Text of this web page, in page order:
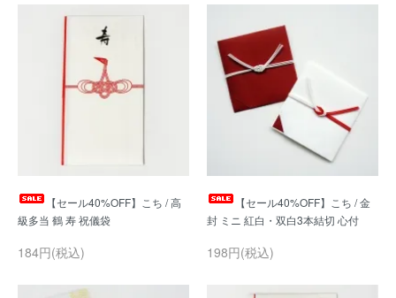
【セール40%OFF】こち / 高
184円(税込)
【セール40%OFF】こち / 金
198円(税込)